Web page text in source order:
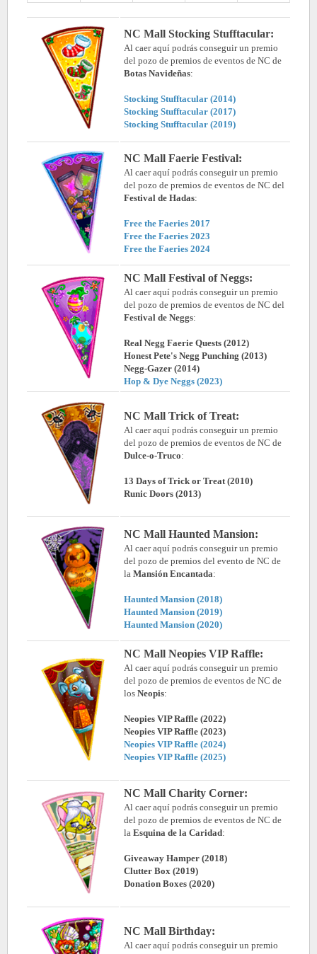
NC Mall Stocking Stufftacular:
Al caer aquí podrás conseguir un premio
del pozo de premios de eventos de NC de
Botas Navideñas:
Stocking Stufftacular (2014)
Stocking Stufftacular (2017)
Stocking Stufftacular (2019)
NC Mall Faerie Festival:
Al caer aquí podrás conseguir un premio
del pozo de premios de eventos de NC del
Festival de Hadas:
Free the Faeries 2017
Free the Faeries 2023
Free the Faeries 2024
NC Mall Festival of Neggs:
Al caer aquí podrás conseguir un premio
del pozo de premios de eventos de NC del
Festival de Neggs:
Real Negg Faerie Quests (2012)
Honest Pete's Negg Punching (2013)
Negg-Gazer (2014)
Hop & Dye Neggs (2023)
NC Mall Trick of Treat:
Al caer aquí podrás conseguir un premio
del pozo de premios de eventos de NC de
Dulce-o-Truco:
13 Days of Trick or Treat (2010)
Runic Doors (2013)
NC Mall Haunted Mansion:
Al caer aquí podrás conseguir un premio
del pozo de premios del evento de NC de
la Mansión Encantada:
Haunted Mansion (2018)
Haunted Mansion (2019)
Haunted Mansion (2020)
NC Mall Neopies VIP Raffle:
Al caer aquí podrás conseguir un premio
del pozo de premios de eventos de NC de
los Neopis:
Neopies VIP Raffle (2022)
Neopies VIP Raffle (2023)
Neopies VIP Raffle (2024)
Neopies VIP Raffle (2025)
NC Mall Charity Corner:
Al caer aquí podrás conseguir un premio
del pozo de premios de eventos de NC de
la Esquina de la Caridad:
Giveaway Hamper (2018)
Clutter Box (2019)
Donation Boxes (2020)
NC Mall Birthday:
Al caer aquí podrás conseguir un premio